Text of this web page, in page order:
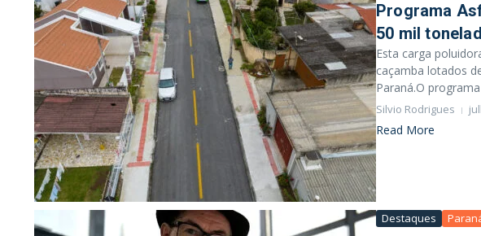
Programa
50 mil
Esta carga
caçamba lotados
Paraná.O
Silvio Rodrigues
Read More
Destaques